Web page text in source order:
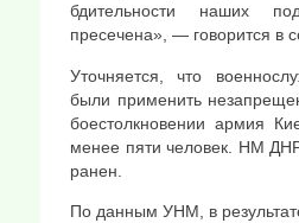
бдительности наших
пресечена», — говорится в
Уточняется, что
были применить
боестолкновении армия
менее пяти человек. НМ
ранен.
По данным УНМ, в